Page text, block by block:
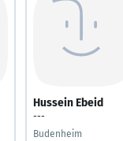
Hussein Ebeid
---
Budenheim